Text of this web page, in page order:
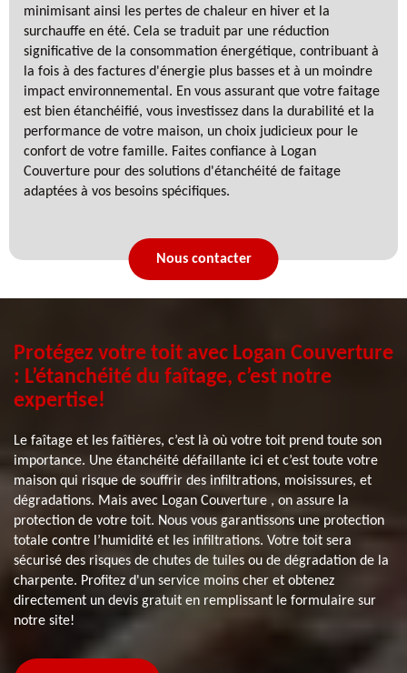
minimisant ainsi les pertes de chaleur en hiver et la
surchauffe en été. Cela se traduit par une réduction
significative de la consommation énergétique, contribuant à
la fois à des factures d'énergie plus basses et à un moindre
impact environnemental. En vous assurant que votre faitage
est bien étanchéifié, vous investissez dans la durabilité et la
performance de votre maison, un choix judicieux pour le
confort de votre famille. Faites confiance à Logan
Couverture pour des solutions d'étanchéité de faitage
adaptées à vos besoins spécifiques.
Nous contacter
Protégez votre toit avec Logan Couverture
: L’étanchéité du faîtage, c’est notre
expertise!
Le faîtage et les faîtières, c’est là où votre toit prend toute son
importance. Une étanchéité défaillante ici et c’est toute votre
maison qui risque de souffrir des infiltrations, moisissures, et
dégradations. Mais avec Logan Couverture , on assure la
protection de votre toit. Nous vous garantissons une protection
totale contre l’humidité et les infiltrations. Votre toit sera
sécurisé des risques de chutes de tuiles ou de dégradation de la
charpente. Profitez d'un service moins cher et obtenez
directement un devis gratuit en remplissant le formulaire sur
notre site!